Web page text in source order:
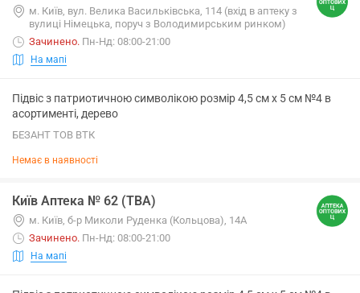
м. Київ, вул. Велика Васильківська, 114 (вхід в аптеку з
вулиці Німецька, поруч з Володимирським ринком)
Зачинено. Пн-Нд: 08:00-21:00
На мапі
Підвіс з патриотичною символікою розмір 4,5 см х 5 см №4 в
асортименті, дерево
БЕЗАНТ ТОВ ВТК
Немає в наявності
Київ Аптека № 62 (ТВА)
м. Київ, б-р Миколи Руденка (Кольцова), 14А
Зачинено. Пн-Нд: 08:00-21:00
На мапі